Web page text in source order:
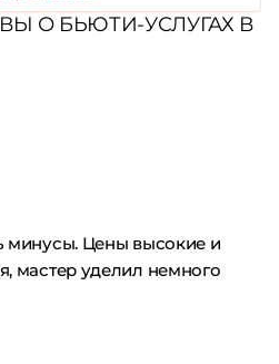
О БЬЮТИ-УСЛУГАХ В
минусы. Цены высокие и
мастер уделил немного